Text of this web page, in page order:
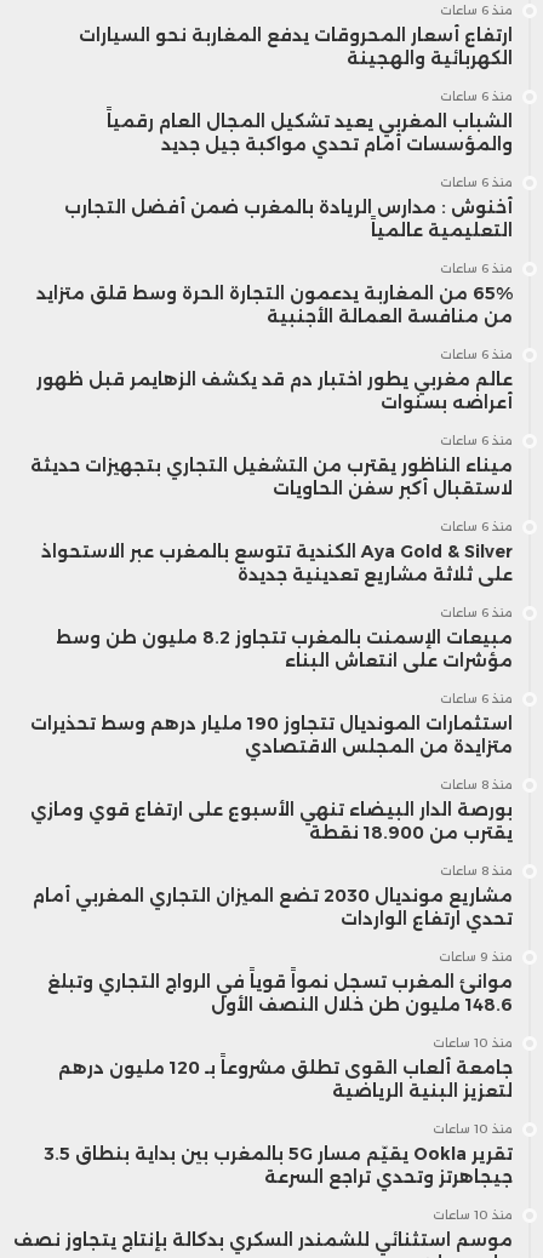
منذ 6 ساعات
ارتفاع أسعار المحروقات يدفع المغاربة نحو السيارات
الكهربائية والهجينة
منذ 6 ساعات
الشباب المغربي يعيد تشكيل المجال العام رقمياً
والمؤسسات أمام تحدي مواكبة جيل جديد
منذ 6 ساعات
أخنوش : مدارس الريادة بالمغرب ضمن أفضل التجارب
التعليمية عالمياً
منذ 6 ساعات
65% من المغاربة يدعمون التجارة الحرة وسط قلق متزايد
من منافسة العمالة الأجنبية
منذ 6 ساعات
عالم مغربي يطور اختبار دم قد يكشف الزهايمر قبل ظهور
أعراضه بسنوات
منذ 6 ساعات
ميناء الناظور يقترب من التشغيل التجاري بتجهيزات حديثة
لاستقبال أكبر سفن الحاويات
منذ 6 ساعات
Aya Gold & Silver الكندية تتوسع بالمغرب عبر الاستحواذ
على ثلاثة مشاريع تعدينية جديدة
منذ 6 ساعات
مبيعات الإسمنت بالمغرب تتجاوز 8.2 مليون طن وسط
مؤشرات على انتعاش البناء
منذ 6 ساعات
استثمارات المونديال تتجاوز 190 مليار درهم وسط تحذيرات
متزايدة من المجلس الاقتصادي
منذ 8 ساعات
بورصة الدار البيضاء تنهي الأسبوع على ارتفاع قوي ومازي
يقترب من 18.900 نقطة
منذ 8 ساعات
مشاريع مونديال 2030 تضع الميزان التجاري المغربي أمام
تحدي ارتفاع الواردات
منذ 9 ساعات
موانئ المغرب تسجل نمواً قوياً في الرواج التجاري وتبلغ
148.6 مليون طن خلال النصف الأول
منذ 10 ساعات
جامعة ألعاب القوى تطلق مشروعاً بـ 120 مليون درهم
لتعزيز البنية الرياضية
منذ 10 ساعات
تقرير Ookla يقيّم مسار 5G بالمغرب بين بداية بنطاق 3.5
جيجاهرتز وتحدي تراجع السرعة
منذ 10 ساعات
موسم استثنائي للشمندر السكري بدكالة بإنتاج يتجاوز نصف